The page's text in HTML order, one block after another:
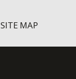
SITE MAP